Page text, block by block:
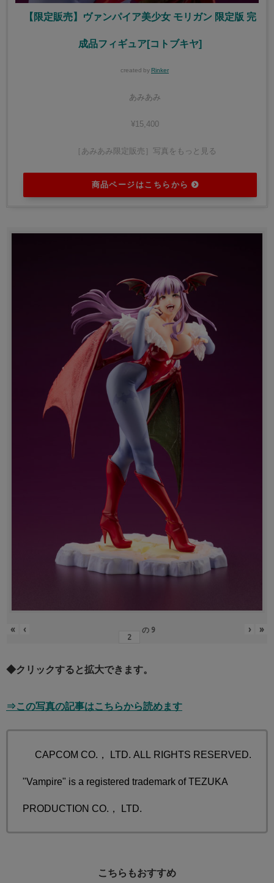
【限定販売】ヴァンパイア美少女 モリガン 限定版 完
成品フィギュア[コトブキヤ]
created by Rinker
あみあみ
¥15,400
［あみあみ限定販売］写真をもっと見る
商品ページはこちらから
« ‹ の 9 › »
◆クリックすると拡大できます。
⇒この写真の記事はこちらから読めます
© CAPCOM CO.， LTD. ALL RIGHTS RESERVED.
"Vampire" is a registered trademark of TEZUKA
PRODUCTION CO.， LTD.
こちらもおすすめ